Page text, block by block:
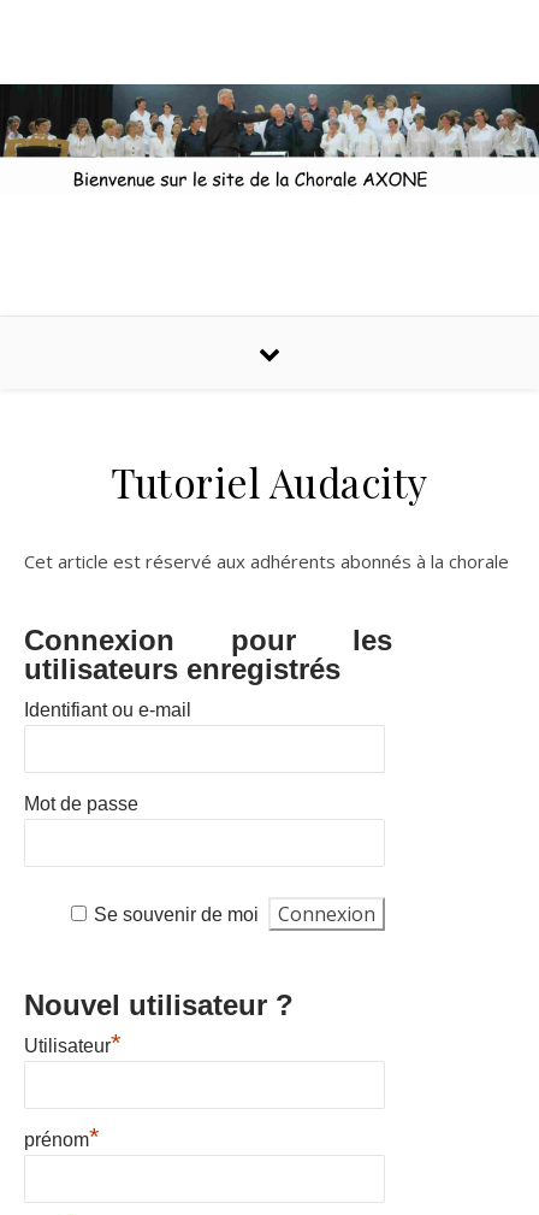
Tutoriel Audacity
Cet article est réservé aux adhérents abonnés à la chorale
Connexion pour les
utilisateurs enregistrés
Identifiant ou e-mail
Mot de passe
Se souvenir de moi
Nouvel utilisateur ?
Utilisateur*
prénom*